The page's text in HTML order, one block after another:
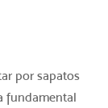
por sapatos
fundamental